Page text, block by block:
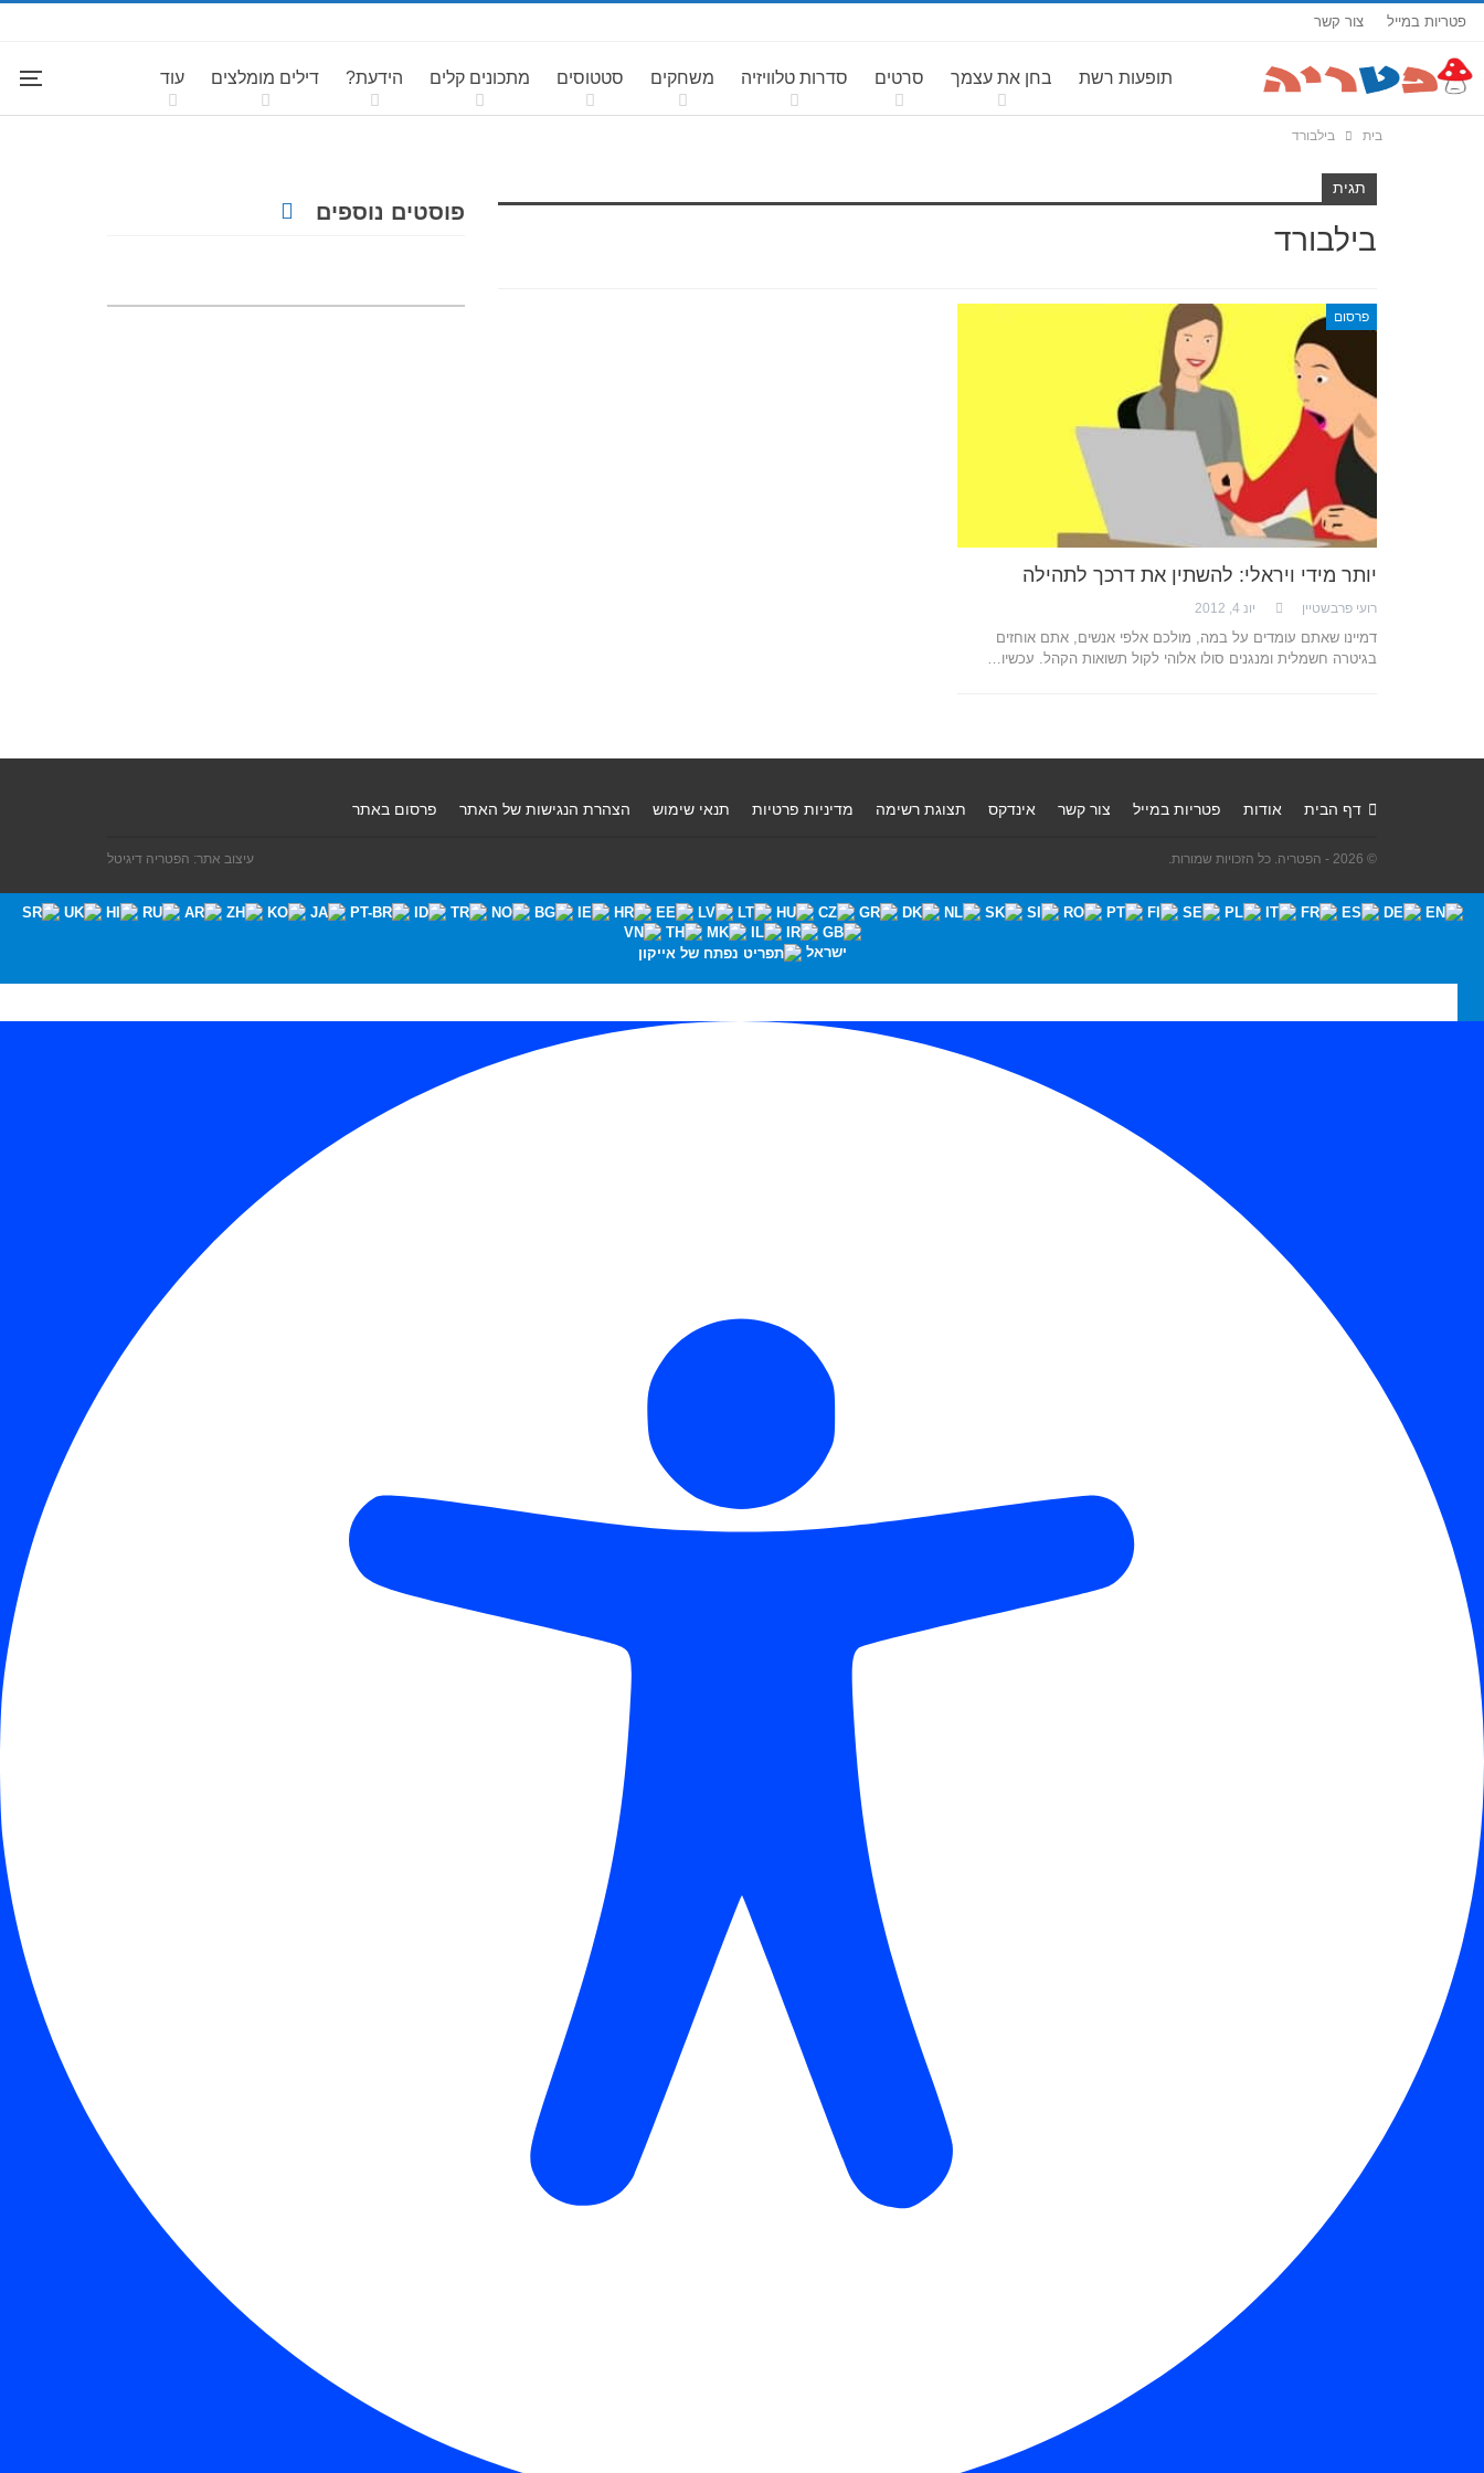
פטריות במייל צור קשר
תופעות רשת בחן את עצמך סרטים סדרות טלוויזיה משחקים סטטוסים מתכונים קלים הידעת? דילים מומלצים עוד
בית בילבורד
תגית
בילבורד
פרסום
יותר מידי ויראלי: להשתין את דרכך לתהילה
רועי פרבשטיין יונ 4, 2012
דמיינו שאתם עומדים על במה, מולכם אלפי אנשים, אתם אוחזים
בגיטרה חשמלית ומנגנים סולו אלוהי לקול תשואות הקהל. עכשיו…
פוסטים נוספים
דף הבית אודות פטריות במייל צור קשר אינדקס תצוגת רשימה מדיניות פרטיות תנאי שימוש הצהרת הנגישות של האתר פרסום באתר
© 2026 - הפטריה. כל הזכויות שמורות. עיצוב אתר: הפטריה דיגיטל
ישראל